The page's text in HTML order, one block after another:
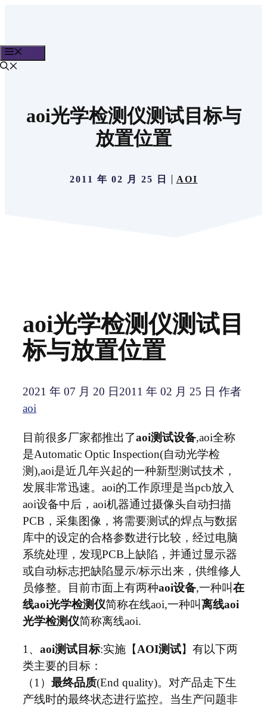
内
容
aoi光学检测仪测试目标与
放置位置
2011 年 02 月 25 日 AOI
aoi光学检测仪测试目
标与放置位置
2021 年 07 月 20 日2011 年 02 月 25 日 作者
aoi
目前很多厂家都推出了aoi测试设备,aoi全称
是Automatic Optic Inspection(自动光学检
测),aoi是近几年兴起的一种新型测试技术，
发展非常迅速。aoi的工作原理是当pcb放入
aoi设备中后，aoi机器通过摄像头自动扫描
PCB，采集图像，将需要测试的焊点与数据
库中的设定的合格参数进行比较，经过电脑
系统处理，发现PCB上缺陷，并通过显示器
或自动标志把缺陷显示/标示出来，供维修人
员修整。目前市面上有两种aoi设备,一种叫在
线aoi光学检测仪简称在线aoi,一种叫离线aoi
光学检测仪简称离线aoi.
1、 aoi测试目标:实施【AOI测试】有以下两
类主要的目标：
（1） 最终品质(End quality)。对产品走下生
产线时的最终状态进行监控。当生产问题非